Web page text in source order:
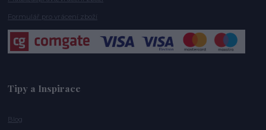
Formulář pro vrácení zboží
Tipy a Inspirace
Blog